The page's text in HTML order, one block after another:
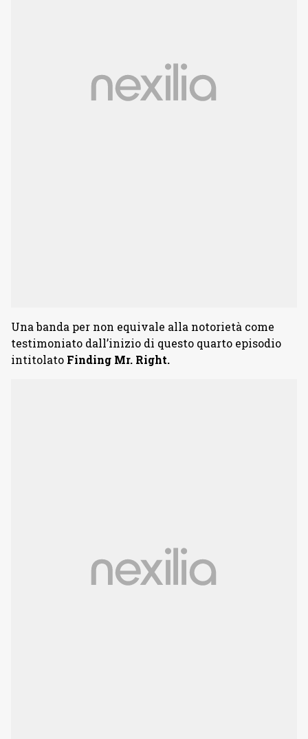
Una banda per non equivale alla notorietà come
testimoniato dall’inizio di questo quarto episodio
intitolato Finding Mr. Right.